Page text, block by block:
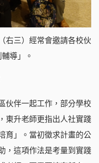
右三）經常會邀請各校伙
導」。
伙伴一起工作，部分學校
東升老師更指出人社實踐
育」。當初徵求計畫的公
，這項作法是考量到實踐